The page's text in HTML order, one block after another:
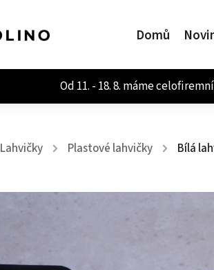
Domů
Lahvičky / Plastové lahvičky / Bílá